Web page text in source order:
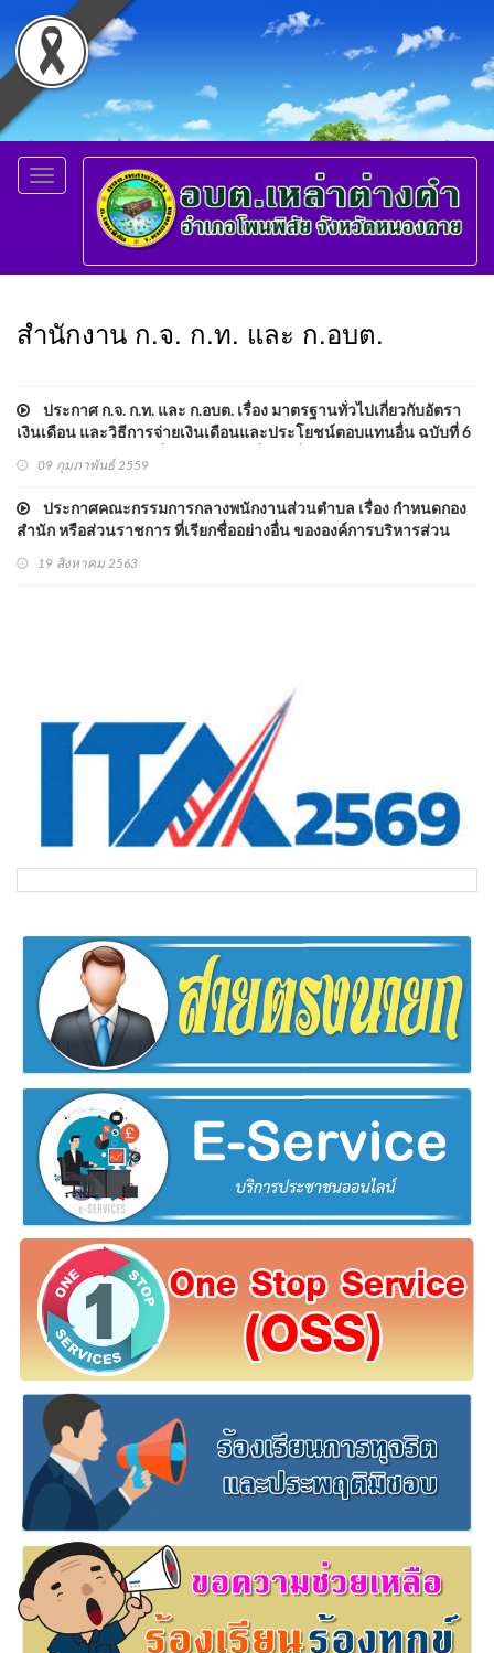
Toggle
navigation
สำนักงาน ก.จ. ก.ท. และ ก.อบต.
ประกาศ ก.จ. ก.ท. และ ก.อบต. เรื่อง มาตรฐานทั่วไปเกี่ยวกับอัตรา
เงินเดือน และวิธีการจ่ายเงินเดือนและประโยชน์ตอบแทนอื่น ฉบับที่ 6
และประกาศ ก.อบต. เรื่อง มาตรฐานทั่วไปเกี่ยวกับอัตราเงินเดือนและ
วิธีการจ่ายเงินเดือนและประโยชน์ตอบแทนอื่น ฉบับที่ 5
09 กุมภาพันธ์ 2559
ประกาศคณะกรรมการกลางพนักงานส่วนตําบล เรื่อง กําหนดกอง
สำนัก หรือส่วนราชการ ที่เรียกชื่ออย่างอื่น ขององค์การบริหารส่วน
ตำบล พ.ศ.2563
19 สิงหาคม 2563